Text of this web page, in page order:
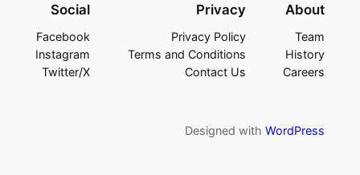
About
Team
History
Careers
Privacy
Privacy Policy
Terms and Conditions
Contact Us
Social
Facebook
Instagram
Twitter/X
Designed withWordPress